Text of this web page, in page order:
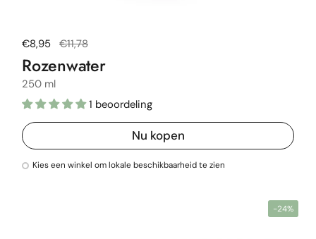
Normale prijs
€8,95 Uitverkoopprijs
€11,78
Rozenwater
250 ml
1 beoordeling
Nu kopen
Kies een winkel om lokale beschikbaarheid te zien
-24%